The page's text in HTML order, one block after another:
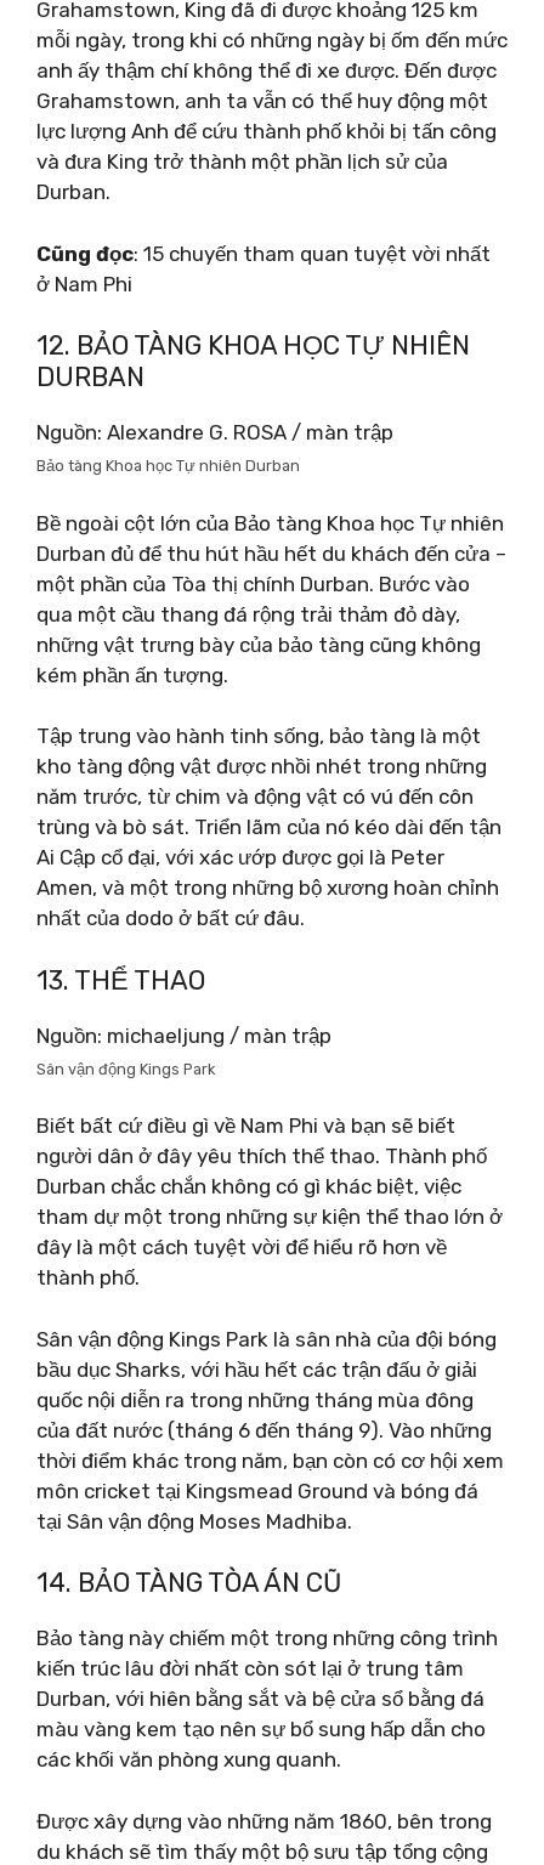
Grahamstown, King đã đi được khoảng 125 km
mỗi ngày, trong khi có những ngày bị ốm đến mức
anh ấy thậm chí không thể đi xe được. Đến được
Grahamstown, anh ta vẫn có thể huy động một
lực lượng Anh để cứu thành phố khỏi bị tấn công
và đưa King trở thành một phần lịch sử của
Durban.
Cũng đọc: 15 chuyến tham quan tuyệt vời nhất
ở Nam Phi
12. BẢO TÀNG KHOA HỌC TỰ NHIÊN
DURBAN
Nguồn: Alexandre G. ROSA / màn trập
Bảo tàng Khoa học Tự nhiên Durban
Bề ngoài cột lớn của Bảo tàng Khoa học Tự nhiên
Durban đủ để thu hút hầu hết du khách đến cửa –
một phần của Tòa thị chính Durban. Bước vào
qua một cầu thang đá rộng trải thảm đỏ dày,
những vật trưng bày của bảo tàng cũng không
kém phần ấn tượng.
Tập trung vào hành tinh sống, bảo tàng là một
kho tàng động vật được nhồi nhét trong những
năm trước, từ chim và động vật có vú đến côn
trùng và bò sát. Triển lãm của nó kéo dài đến tận
Ai Cập cổ đại, với xác ướp được gọi là Peter
Amen, và một trong những bộ xương hoàn chỉnh
nhất của dodo ở bất cứ đâu.
13. THỂ THAO
Nguồn: michaeljung / màn trập
Sân vận động Kings Park
Biết bất cứ điều gì về Nam Phi và bạn sẽ biết
người dân ở đây yêu thích thể thao. Thành phố
Durban chắc chắn không có gì khác biệt, việc
tham dự một trong những sự kiện thể thao lớn ở
đây là một cách tuyệt vời để hiểu rõ hơn về
thành phố.
Sân vận động Kings Park là sân nhà của đội bóng
bầu dục Sharks, với hầu hết các trận đấu ở giải
quốc nội diễn ra trong những tháng mùa đông
của đất nước (tháng 6 đến tháng 9). Vào những
thời điểm khác trong năm, bạn còn có cơ hội xem
môn cricket tại Kingsmead Ground và bóng đá
tại Sân vận động Moses Madhiba.
14. BẢO TÀNG TÒA ÁN CŨ
Bảo tàng này chiếm một trong những công trình
kiến ​​trúc lâu đời nhất còn sót lại ở trung tâm
Durban, với hiên bằng sắt và bệ cửa sổ bằng đá
màu vàng kem tạo nên sự bổ sung hấp dẫn cho
các khối văn phòng xung quanh.
Được xây dựng vào những năm 1860, bên trong
du khách sẽ tìm thấy một bộ sưu tập tổng cộng